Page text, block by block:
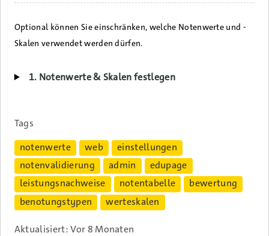
Optional können Sie einschränken, welche Notenwerte und -
Skalen verwendet werden dürfen.
1. Notenwerte & Skalen festlegen
Tags
notenwerte
web
einstellungen
notenvalidierung
admin
edupage
leistungsnachweise
notentabelle
bewertung
benotungstypen
werteskalen
Aktualisiert: Vor 8 Monaten